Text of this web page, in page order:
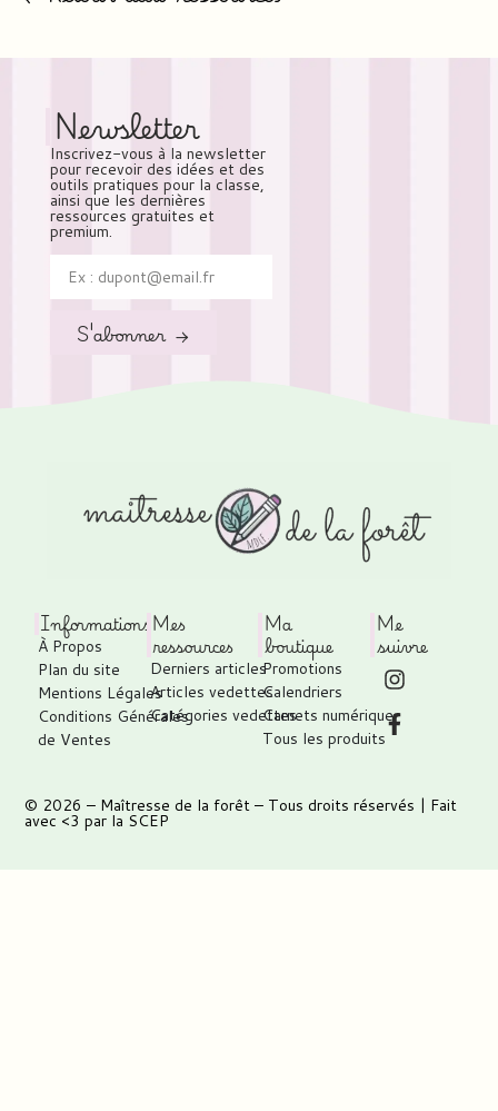
Newsletter
Inscrivez-vous à la newsletter
pour recevoir des idées et des
outils pratiques pour la classe,
ainsi que les dernières
ressources gratuites et
premium.
S'abonner →
Informations
À Propos
Plan du site
Mentions Légales
Conditions Générales
de Ventes
Mes
ressources
Derniers articles
Articles vedettes
Catégories vedettes
Ma
boutique
Promotions
Calendriers
Carnets numérique
Tous les produits
Me
suivre
© 2026 – Maîtresse de la forêt – Tous droits réservés | Fait
avec <3 par la SCEP